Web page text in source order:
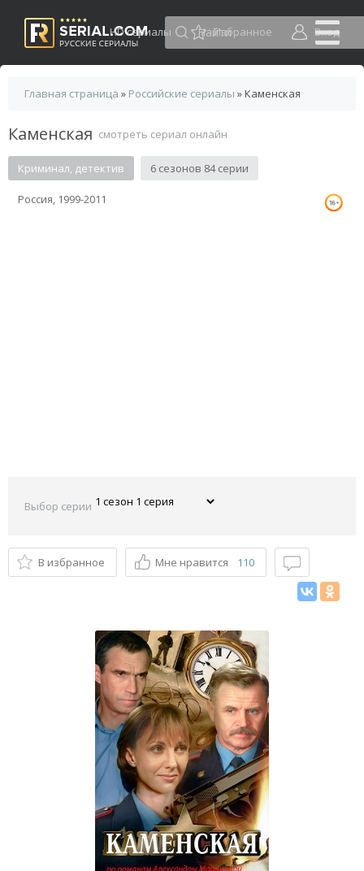
HD сериалы Избранное Вход
Главная страница » Российские сериалы » Каменская
Каменская смотреть сериал онлайн
Криминал, детектив 6 сезонов 84 серии
Россия, 1999-2011
Выбор серии
В избранное Мне нравится 110